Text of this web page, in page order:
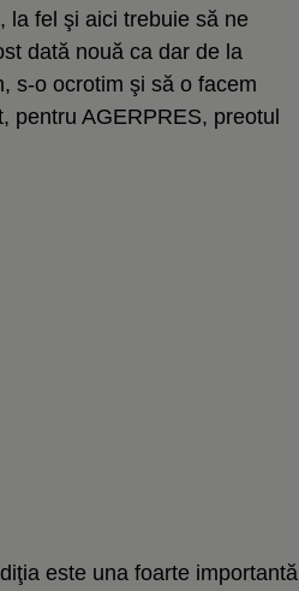
la fel şi aici trebuie să ne
dată nouă ca dar de la
s-o ocrotim şi să o facem
pentru AGERPRES, preotul
este una foarte importantă